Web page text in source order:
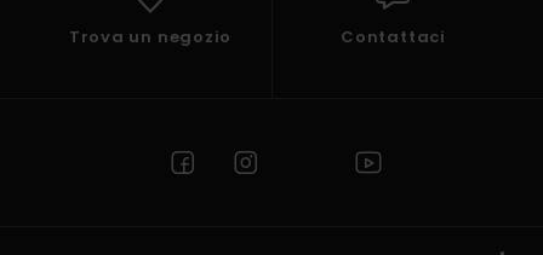
Trova un negozio Contattaci